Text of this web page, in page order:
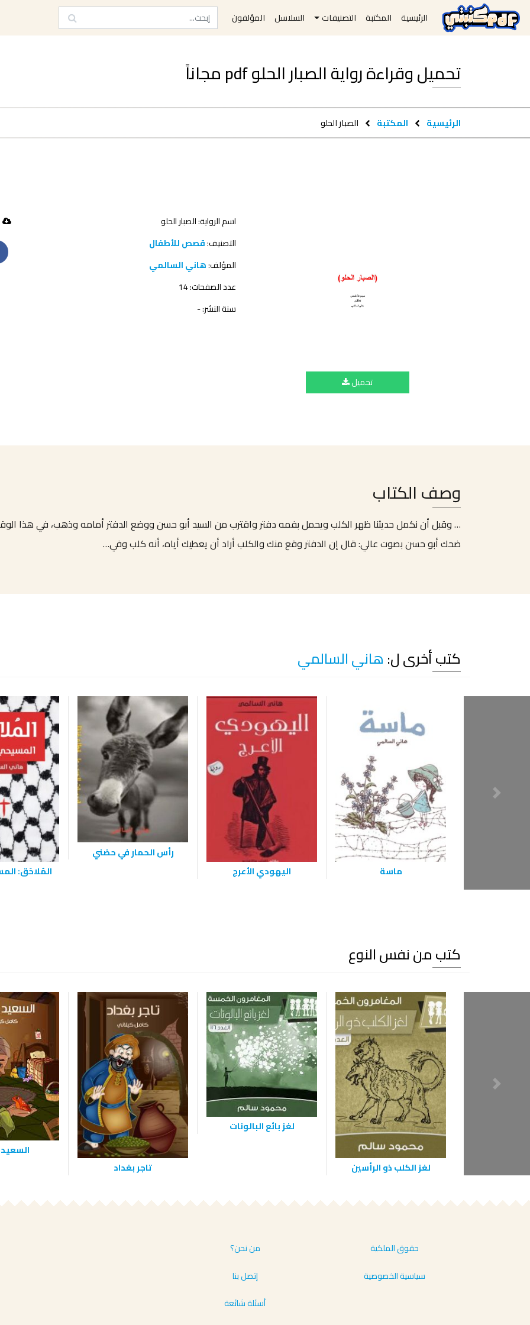
الرئيسية المكتبة التصنيفات السلاسل المؤلفون
تحميل وقراءة رواية الصبار الحلو pdf مجاناً
الرئيسية المكتبة الصبار الحلو
تحميل
اسم الرواية: الصبار الحلو
التصنيف:قصص للأطفال
المؤلف:هاني السالمي
عدد الصفحات: 14
سنة النشر: -
وصف الكتاب
… وقبل أن نكمل حديثنا ظهر الكلب ويحمل بفمه دفتر واقترب من السيد أبو حسن ووضع الدفتر أمامه وذهب، في هذا
ضحك أبو حسن بصوت عالي: قال إن الدفتر وقع منك والكلب أراد أن يعطيك أياه، أنه كلب وفي…
كتب أخرى ل: هاني السالمي
ماسة اليهودي الأعرج
رأس الحمار في حضني
المُلاحَق:
كتب من نفس النوع
لغز الكلب ذو الرأسين
لغز بائع البالونات
‫تاجر بغداد
حقوق الملكية
سياسية الخصوصية
من نحن؟
إتصل بنا
أسئلة شائعة